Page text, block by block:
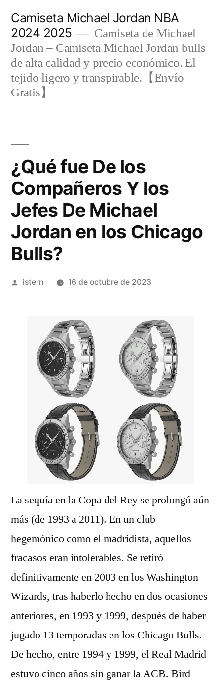
contenido
Camiseta Michael Jordan NBA
2024 2025
Camiseta de Michael
Jordan – Camiseta Michael Jordan bulls
de alta calidad y precio económico. El
tejido ligero y transpirable.【Envío
Gratis】
¿Qué fue De los
Compañeros Y los
Jefes De Michael
Jordan en los Chicago
Bulls?
Publicado
istern 16 de octubre de 2023
La sequía en la Copa del Rey se prolongó aún
más (de 1993 a 2011). En un club
hegemónico como el madridista, aquellos
fracasos eran intolerables. Se retiró
definitivamente en 2003 en los Washington
Wizards, tras haberlo hecho en dos ocasiones
anteriores, en 1993 y 1999, después de haber
jugado 13 temporadas en los Chicago Bulls.
De hecho, entre 1994 y 1999, el Real Madrid
estuvo cinco años sin ganar la ACB. Bird